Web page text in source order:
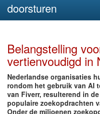
doorsturen
Belangstelling
vertienvoudigd in
Nederlandse organisaties
rondom het gebruik van AI
van Fiverr, resulterend in de
populaire zoekopdrachten
Onder de miljoenen